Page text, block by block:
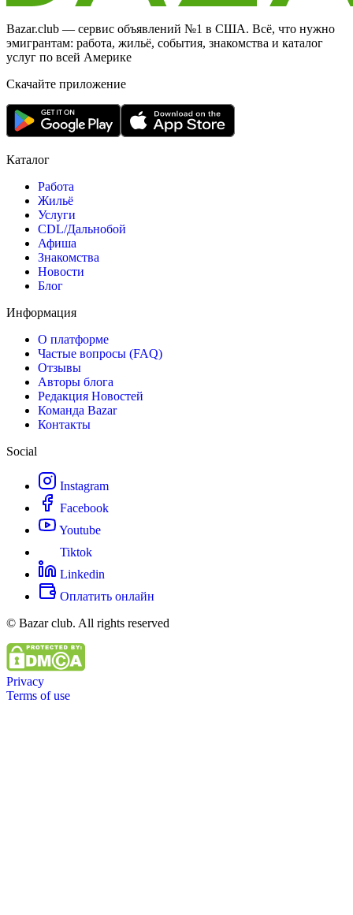
Bazar.club — сервис объявлений №1 в США. Всё, что нужно
эмигрантам: работа, жильё, события, знакомства и каталог
услуг по всей Америке
Скачайте приложение
Каталог
Работа
Жильё
Услуги
CDL/Дальнобой
Афиша
Знакомства
Новости
Блог
Информация
О платформе
Частые вопросы (FAQ)
Отзывы
Авторы блога
Редакция Новостей
Команда Bazar
Контакты
Social
Instagram
Facebook
Youtube
Tiktok
Linkedin
Оплатить онлайн
© Bazar club. All rights reserved
Privacy
Terms of use